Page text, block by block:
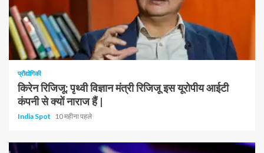
1 न्यूनतम पढ़ा
प्रौद्योगिकी
किरेन रिजिजू: पृथ्वी विज्ञान मंत्री रिजिजू इस यूरोपीय आईटी
कंपनी से क्यों नाराज हैं |
India Spot 10 महीना पहले